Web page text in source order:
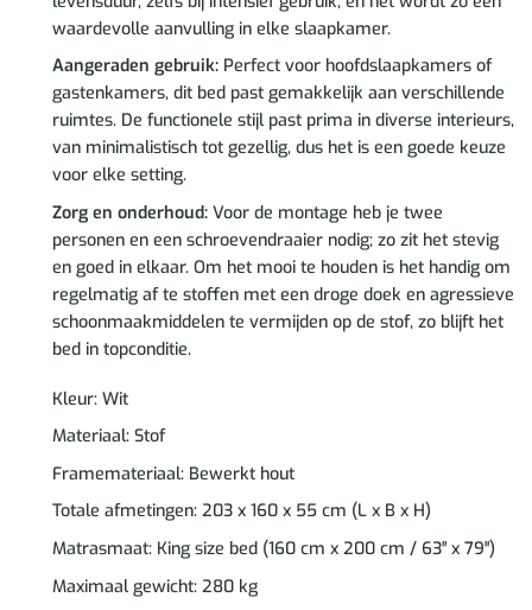
waardevolle aanvulling in elke slaapkamer.
Aangeraden gebruik:Perfect voor hoofdslaapkamers of
gastenkamers, dit bed past gemakkelijk aan verschillende
ruimtes. De functionele stijl past prima in diverse interieurs,
van minimalistisch tot gezellig, dus het is een goede keuze
voor elke setting.
Zorg en onderhoud:Voor de montage heb je twee
personen en een schroevendraaier nodig; zo zit het stevig
en goed in elkaar. Om het mooi te houden is het handig om
regelmatig af te stoffen met een droge doek en agressieve
schoonmaakmiddelen te vermijden op de stof, zo blijft het
bed in topconditie.
Kleur: Wit
Materiaal: Stof
Framemateriaal: Bewerkt hout
Totale afmetingen: 203 x 160 x 55 cm (L x B x H)
Matrasmaat: King size bed (160 cm x 200 cm / 63″ x 79″)
Maximaal gewicht: 280 kg